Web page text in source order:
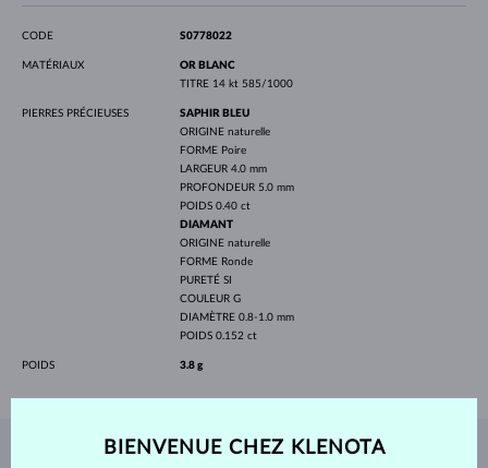
CODE S0778022
MATÉRIAUX
OR BLANC
TITRE 14 kt 585/1000
PIERRES PRÉCIEUSES
SAPHIR BLEU
ORIGINE naturelle
FORME Poire
LARGEUR 4.0 mm
PROFONDEUR 5.0 mm
POIDS 0.40 ct
DIAMANT
ORIGINE naturelle
FORME Ronde
PURETÉ SI
COULEUR G
DIAMÈTRE 0.8-1.0 mm
POIDS 0.152 ct
POIDS 3.8 g
BIENVENUE CHEZ KLENOTA